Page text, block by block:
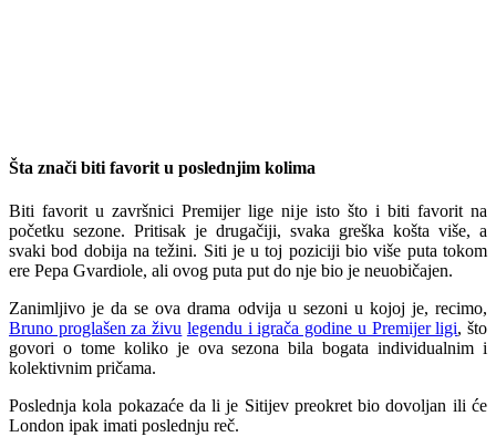
Šta znači biti favorit u poslednjim kolima
Biti favorit u završnici Premijer lige nije isto što i biti favorit na
početku sezone. Pritisak je drugačiji, svaka greška košta više, a
svaki bod dobija na težini. Siti je u toj poziciji bio više puta tokom
ere Pepa Gvardiole, ali ovog puta put do nje bio je neuobičajen.
Zanimljivo je da se ova drama odvija u sezoni u kojoj je, recimo,
Bruno proglašen za živu legendu i igrača godine u Premijer ligi, što
govori o tome koliko je ova sezona bila bogata individualnim i
kolektivnim pričama.
Poslednja kola pokazaće da li je Sitijev preokret bio dovoljan ili će
London ipak imati poslednju reč.